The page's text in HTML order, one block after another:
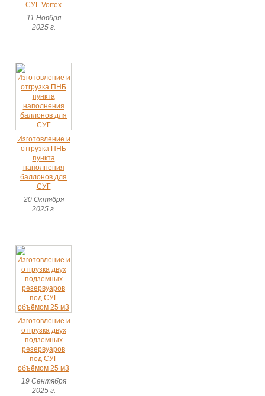
СУГ Vortex
11 Ноября
2025 г.
Изготовление и
отгрузка ПНБ
пункта
наполнения
баллонов для
СУГ
20 Октября
2025 г.
Изготовление и
отгрузка двух
подземных
резервуаров
под СУГ
объёмом 25 м3
19 Сентября
2025 г.